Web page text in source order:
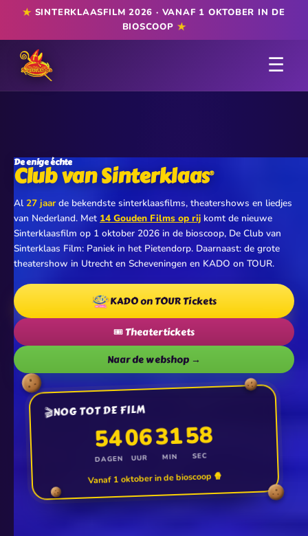
★ SINTERKLAASFILM 2026 · VANAF 1 OKTOBER IN DE
BIOSCOOP ★
☰
De enige échte
Club van Sinterklaas®
Al 27 jaarde bekendste sinterklaasfilms, theatershows en liedjes
van Nederland. Met 14 Gouden Films op rij komt de nieuwe
Sinterklaasfilm op 1 oktober 2026 in de bioscoop, De Club van
Sinterklaas Film: Paniek in het Pietendorp. Daarnaast: de grote
theatershow in Utrecht en Scheveningen en KADO on TOUR.
KADO on TOUR Tickets
🎟️ Theatertickets
Naar de webshop →
🎬NOG TOT DE FILM
54
DAGEN
06
UUR
31
MIN
56
SEC
Vanaf 1 oktober in de bioscoop 🍿